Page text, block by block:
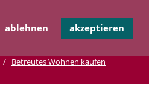
ablehnen akzeptieren
überspringen
KONTAKT
Betreutes Wohnen kaufen